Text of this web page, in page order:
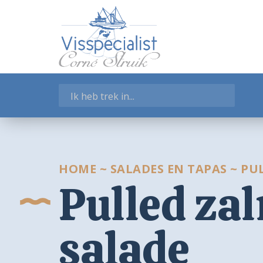
Gerookte Visspecialiteiten
Kant-en-klaar
Schelpdieren
Verse vissoorten
Vissoepen
Zeegroenten
Winkelmand
HOME ~ SALADES EN TAPAS ~
Pulled
salade